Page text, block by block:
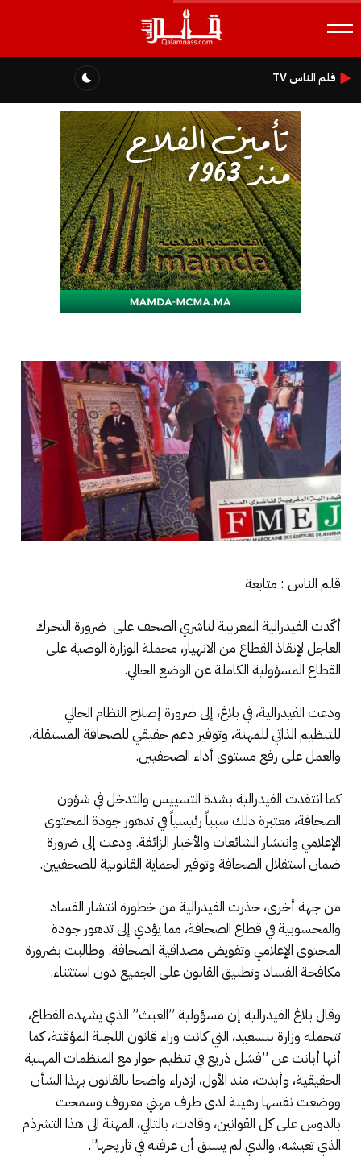
قلم الناس TV
قلم الناس : متابعة
أكّدت الفيدرالية المغربية لناشري الصحف على ضرورة التحرك
العاجل لإنقاذ القطاع من الانهيار، محملة الوزارة الوصية على
القطاع المسؤولية الكاملة عن الوضع الحالي.
ودعت الفيدرالية، في بلاغ، إلى ضرورة إصلاح النظام الحالي
للتنظيم الذاتي للمهنة، وتوفير دعم حقيقي للصحافة المستقلة،
والعمل على رفع مستوى أداء الصحفيين.
كما انتقدت الفيدرالية بشدة التسييس والتدخل في شؤون
الصحافة، معتبرة ذلك سبباً رئيسياً في تدهور جودة المحتوى
الإعلامي وانتشار الشائعات والأخبار الزائفة. ودعت إلى ضرورة
ضمان استقلال الصحافة وتوفير الحماية القانونية للصحفيين.
من جهة أخرى، حذرت الفيدرالية من خطورة انتشار الفساد
والمحسوبية في قطاع الصحافة، مما يؤدي إلى تدهور جودة
المحتوى الإعلامي وتقويض مصداقية الصحافة. وطالبت بضرورة
مكافحة الفساد وتطبيق القانون على الجميع دون استثناء.
وقال بلاغ الفيدرالية إن مسؤولية ”العبث” الذي يشهده القطاع،
تتحمله وزارة بنسعيد، التي كانت وراء قانون اللجنة المؤقتة، كما
أنها أبانت عن ”فشل ذريع في تنظيم حوار مع المنظمات المهنية
الحقيقية، وأبدت، منذ الأول، ازدراء واضحا بالقانون بهذا الشأن
ووضعت نفسها رهينة لدى طرف مهني معروف وسمحت
بالدوس على كل القوانين، وقادت، بالتالي، المهنة الى هذا التشرذم
الذي تعيشه، والذي لم يسبق أن عرفته في تاريخها”.